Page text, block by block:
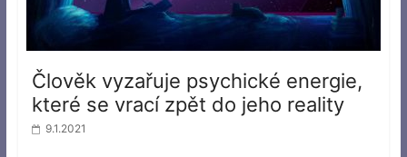
Člověk vyzařuje psychické energie,
které se vrací zpět do jeho reality
9.1.2021